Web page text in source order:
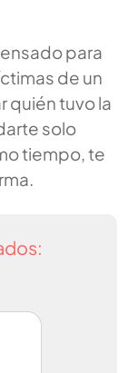
para
de un
quién tuvo la
solo
tiempo, te